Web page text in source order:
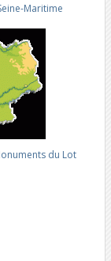
Maritime
du Lot